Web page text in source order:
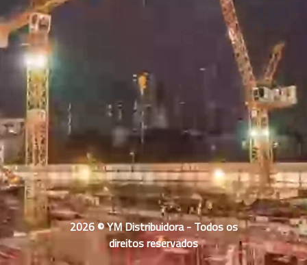
2026 © YM Distribuidora - Todos os
direitos reservados